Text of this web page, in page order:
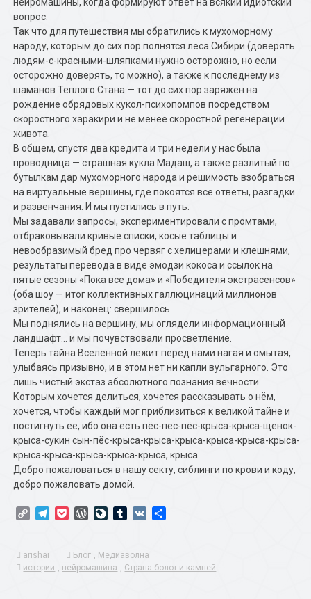
вопрос.
Так что для путешествия мы обратились к мухоморному
народу, которым до сих пор полнятся леса Сибири (доверять
людям-с-красными-шляпками нужно осторожно, но если
осторожно доверять, то можно), а также к последнему из
шаманов Тёплого Стана — тот до сих пор заряжен на
рождение обрядовых кукол-психопомпов посредством
скоростного харакири и не менее скоростной регенерации
живота.
В общем, спустя два кредита и три недели у нас была
проводница — страшная кукла Мадаш, а также разлитый по
бутылкам дар мухоморного народа и решимость взобраться
на виртуальные вершины, где покоятся все ответы, разгадки
и развенчания. И мы пустились в путь.
Мы задавали запросы, экспериментировали с промтами,
отбраковывали кривые списки, косые таблицы и
невообразимый бред про червяг с хелицерами и клешнями,
результаты перевода в виде эмодзи кокоса и ссылок на
пятые сезоны «Пока все дома» и «Победителя экстрасенсов»
(оба шоу — итог коллективных галлюцинаций миллионов
зрителей), и наконец: свершилось.
Мы поднялись на вершину, мы оглядели информационный
ландшафт… и мы почувствовали просветление.
Теперь тайна Вселенной лежит перед нами нагая и омытая,
улыбаясь призывно, и в этом нет ни капли вульгарного. Это
лишь чистый экстаз абсолютного познания вечности.
Которым хочется делиться, хочется рассказывать о нём,
хочется, чтобы каждый мог приблизиться к великой тайне и
постигнуть её, ибо она есть пёс-пёс-пёс-крыса-крыса-щенок-
крыса-сукин сын-пёс-крыса-крыса-крыса-крыса-крыса-крыса-
крыса-крыса-крыса-крыса-крыса, крыса.
Добро пожаловаться в нашу секту, сиблинги по крови и коду,
добро пожаловать домой.
Copy TelegramPocketWordPress
LiveJournal
Tumblr
VK
arishai Блог , Медиаволна
истории , нейромашина , Страна болот и камней